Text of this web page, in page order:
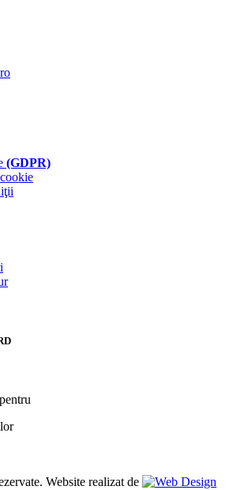
(GDPR)
Website realizat de